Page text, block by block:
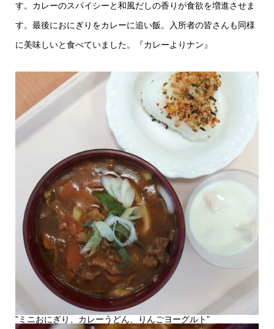
す。カレーのスパイシーと和風だしの香りが食欲を増進させま
す。最後におにぎりをカレーに追い飯。入所者の皆さんも同様
に美味しいと食べていました。『カレーよりナン』
”ミニおにぎり、カレーうどん、りんごヨーグルト”